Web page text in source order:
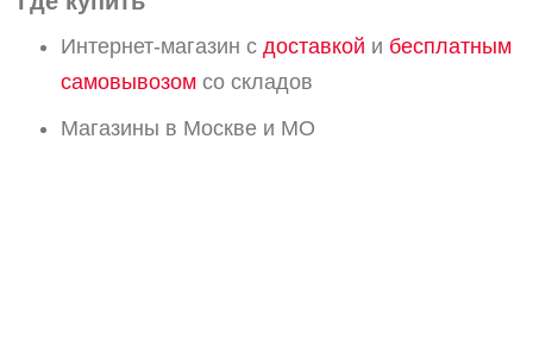
Интернет-магазин с доставкой и бесплатным
самовывозом со складов
Магазины в Москве и МО